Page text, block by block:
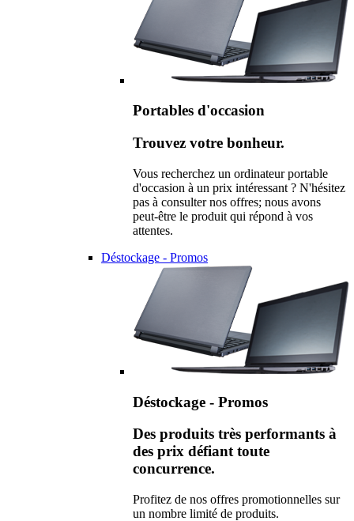
Portables d'occasion
Trouvez votre bonheur.
Vous recherchez un ordinateur portable
d'occasion à un prix intéressant ? N'hésitez
pas à consulter nos offres; nous avons
peut-être le produit qui répond à vos
attentes.
Déstockage - Promos
Déstockage - Promos
Des produits très performants à
des prix défiant toute
concurrence.
Profitez de nos offres promotionnelles sur
un nombre limité de produits.